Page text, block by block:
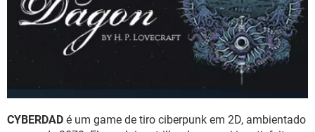
CYBERDAD é um game de tiro ciberpunk em 2D, ambientado